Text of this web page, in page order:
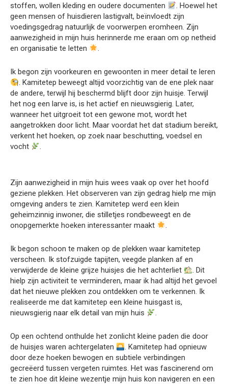
stoffen, wollen kleding en oudere documenten
. Hoewel het
geen mensen of huisdieren lastigvalt, beïnvloedt zijn
voedingsgedrag natuurlijk de voorwerpen eromheen. Zijn
aanwezigheid in mijn huis herinnerde me eraan om op netheid
en organisatie te letten
.
Ik begon zijn voorkeuren en gewoonten in meer detail te leren
. Kamitetep beweegt altijd voorzichtig van de ene plek naar
de andere, terwijl hij beschermd blijft door zijn huisje. Terwijl
het nog een larve is, is het actief en nieuwsgierig. Later,
wanneer het uitgroeit tot een gewone mot, wordt het
aangetrokken door licht. Maar voordat het dat stadium bereikt,
verkent het hoeken, op zoek naar beschutting, voedsel en
vocht
.
Zijn aanwezigheid in mijn huis wees vaak op over het hoofd
geziene plekken. Het observeren van zijn gedrag hielp me mijn
omgeving anders te zien. Kamitetep werd een klein
geheimzinnig inwoner, die stilletjes rondbeweegt en de
onopgemerkte hoeken interessanter maakt
.
Ik begon schoon te maken op de plekken waar kamitetep
verscheen. Ik stofzuigde tapijten, veegde planken af en
verwijderde de kleine grijze huisjes die het achterliet
. Dit
hielp zijn activiteit te verminderen, maar ik had altijd het gevoel
dat het nieuwe plekken zou ontdekken om te verkennen. Ik
realiseerde me dat kamitetep een kleine huisgast is,
nieuwsgierig naar elk detail van mijn huis
.
Op een ochtend onthulde het zonlicht kleine paden die door
de huisjes waren achtergelaten
. Kamitetep had opnieuw
door deze hoeken bewogen en subtiele verbindingen
gecreëerd tussen vergeten ruimtes. Het was fascinerend om
te zien hoe dit kleine wezentje mijn huis kon navigeren en een